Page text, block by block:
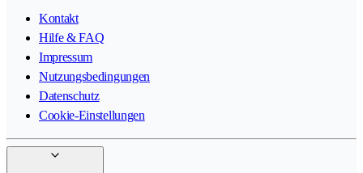
Kontakt
Hilfe & FAQ
Impressum
Nutzungsbedingungen
Datenschutz
Cookie-Einstellungen